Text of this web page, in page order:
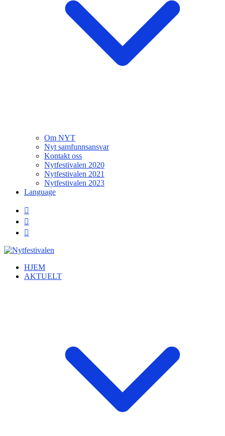
Om NYT
Nyt samfunnsansvar
Kontakt oss
Nytfestivalen 2020
Nytfestivalen 2021
Nytfestivalen 2023
Language
HJEM
AKTUELT